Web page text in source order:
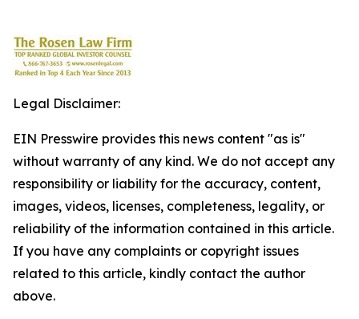
Legal Disclaimer:
EIN Presswire provides this news content "as is"
without warranty of any kind. We do not accept any
responsibility or liability for the accuracy, content,
images, videos, licenses, completeness, legality, or
reliability of the information contained in this article.
If you have any complaints or copyright issues
related to this article, kindly contact the author
above.